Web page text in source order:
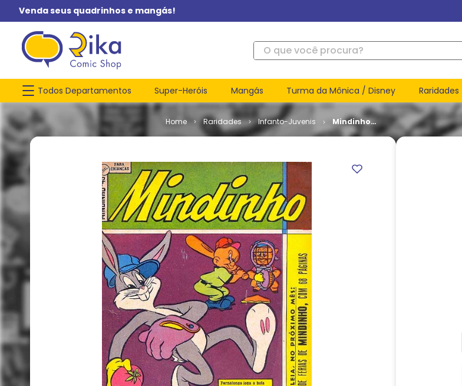
Venda seus quadrinhos e mangás!
O que você procura?
Todos Departamentos Super-Heróis Mangás Turma da Mônica / Disney Raridades
Raridades Infanto-Juvenis
Mindinho -
3ª Série #